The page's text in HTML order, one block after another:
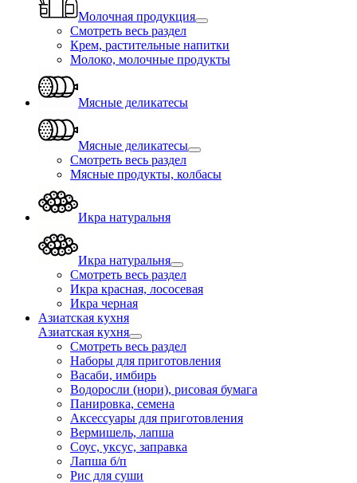
Молочная продукция
Смотреть весь раздел
Крем, растительные напитки
Молоко, молочные продукты
Мясные деликатесы
Мясные деликатесы
Смотреть весь раздел
Мясные продукты, колбасы
Икра натуральня
Икра натуральня
Смотреть весь раздел
Икра красная, лососевая
Икра черная
Азиатская кухня
Азиатская кухня
Смотреть весь раздел
Наборы для приготовления
Васаби, имбирь
Водоросли (нори), рисовая бумага
Панировка, семена
Аксессуары для приготовления
Вермишель, лапша
Соус, уксус, заправка
Лапша б/п
Рис для суши